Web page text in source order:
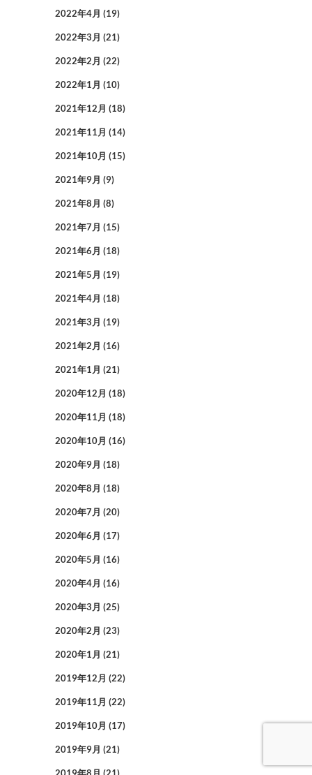
2022年4月 (19)
2022年3月 (21)
2022年2月 (22)
2022年1月 (10)
2021年12月 (18)
2021年11月 (14)
2021年10月 (15)
2021年9月 (9)
2021年8月 (8)
2021年7月 (15)
2021年6月 (18)
2021年5月 (19)
2021年4月 (18)
2021年3月 (19)
2021年2月 (16)
2021年1月 (21)
2020年12月 (18)
2020年11月 (18)
2020年10月 (16)
2020年9月 (18)
2020年8月 (18)
2020年7月 (20)
2020年6月 (17)
2020年5月 (16)
2020年4月 (16)
2020年3月 (25)
2020年2月 (23)
2020年1月 (21)
2019年12月 (22)
2019年11月 (22)
2019年10月 (17)
2019年9月 (21)